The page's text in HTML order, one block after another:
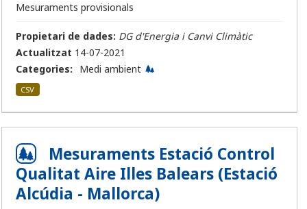
Mesuraments provisionals
Propietari de dades: DG d'Energia i Canvi Climàtic
Actualitzat 14-07-2021
Categories:
Medi ambient
CSV
Mesuraments Estació Control
Qualitat Aire Illes Balears (Estació
Alcúdia - Mallorca)